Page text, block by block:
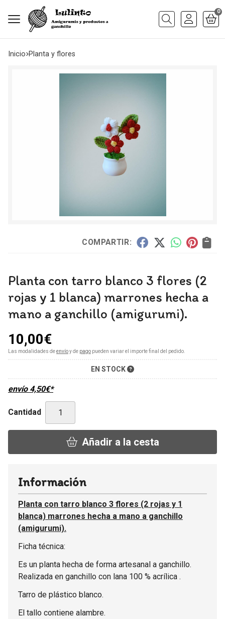
Buscar
0
Inicio planta y flores
COMPARTIR:
Planta con tarro blanco 3 flores (2
rojas y 1 blanca) marrones hecha a
mano a ganchillo (amigurumi).
10,00€
Las modalidades deenvíoy de pago pueden variar el importe final del pedido.
EN STOCK
envío 4,50€*
Cantidad
Añadir a la cesta
Información
Planta con tarro blanco 3 flores (2 rojas y 1
blanca) marrones hecha a mano a ganchillo
(amigurumi).
Ficha técnica:
Es un planta hecha de forma artesanal a ganchillo.
Realizada en ganchillo con lana 100 % acrílica .
Tarro de plástico blanco.
El tallo contiene alambre.